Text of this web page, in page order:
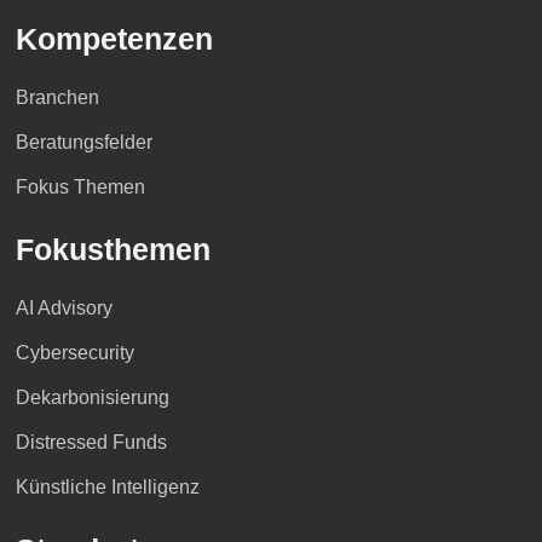
Kompetenzen
Branchen
Beratungsfelder
Fokus Themen
Fokusthemen
AI Advisory
Cybersecurity
Dekarbonisierung
Distressed Funds
Künstliche Intelligenz